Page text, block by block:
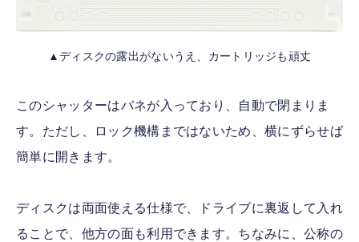
▲ディスクの露出がないうえ、カートリッジも頑丈
このシャッターはバネが入っており、自動で閉まりま
す。ただし、ロック機構まではないため、横にずらせば
簡単に開きます。
ディスクは両面使える仕様で、ドライブに裏返して入れ
ることで、他方の面も利用できます。ちなみに、公称の